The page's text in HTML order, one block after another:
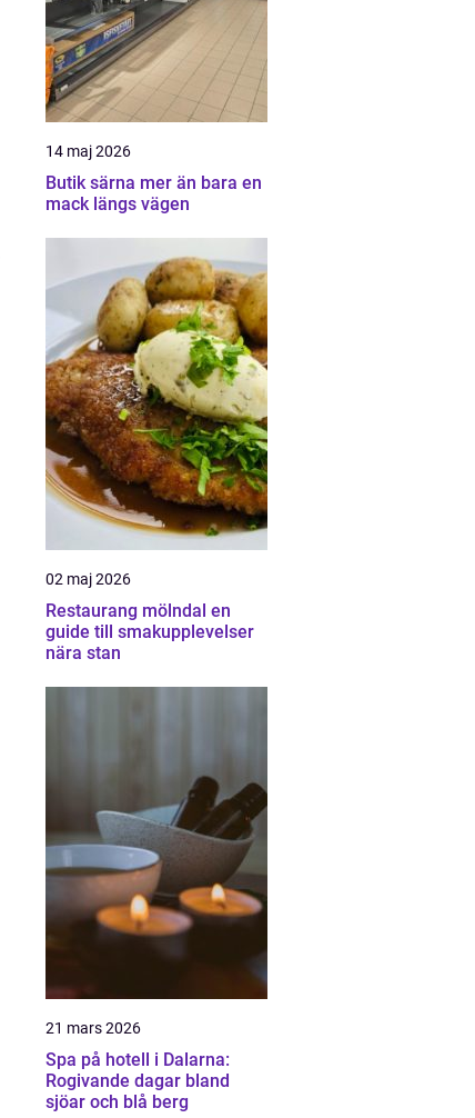
14 maj 2026
Butik särna mer än bara en
mack längs vägen
02 maj 2026
Restaurang mölndal en
guide till smakupplevelser
nära stan
21 mars 2026
Spa på hotell i Dalarna:
Rogivande dagar bland
sjöar och blå berg